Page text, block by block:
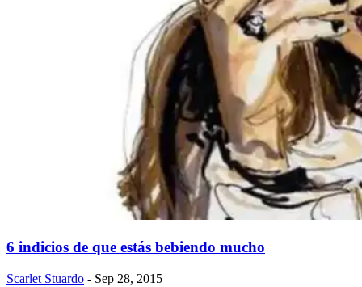
6 indicios de que estás bebiendo mucho
Scarlet Stuardo - Sep 28, 2015